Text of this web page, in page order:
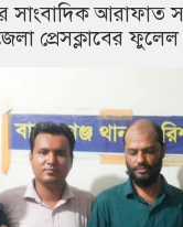
সাংবাদিক আরাফাত
প্রেসক্লাবের ফুলেল